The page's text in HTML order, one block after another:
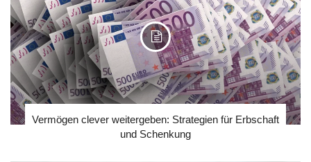
Vermögen clever weitergeben: Strategien für Erbschaft
und Schenkung